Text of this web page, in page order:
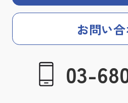
お問い
03-